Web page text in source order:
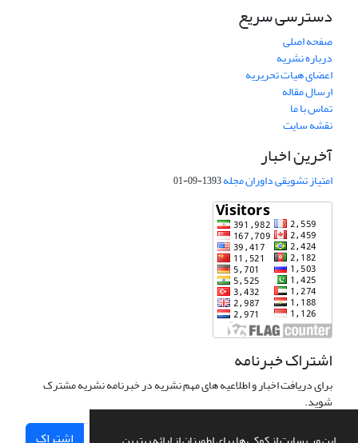
دسترسی سریع
صفحه اصلی
درباره نشریه
اعضای هیات تحریریه
ارسال مقاله
تماس با ما
نقشه سایت
آخرین اخبار
امتیاز تشویقی داوران مجله1393-09-01
اشتراک خبرنامه
برای دریافت اخبار و اطلاعیه های مهم نشریه در خبرنامه نشریه مشترک
شوید.